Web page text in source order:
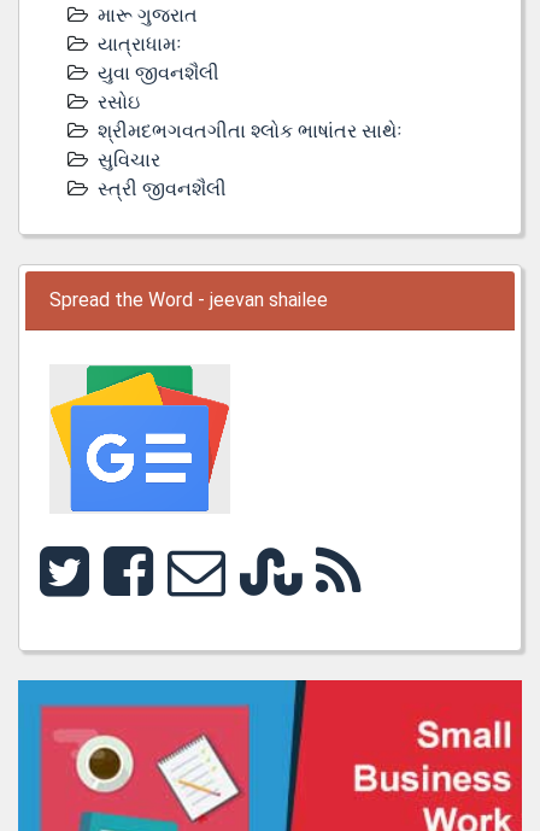
મારૂ ગુજરાત
યાત્રાધામઃ
યુવા જીવનશૈલી
રસોઇ
શ્રીમદભગવતગીતા શ્લોક ભાષાંતર સાથેઃ
સુવિચાર
સ્ત્રી જીવનશૈલી
Spread the Word - jeevan shailee